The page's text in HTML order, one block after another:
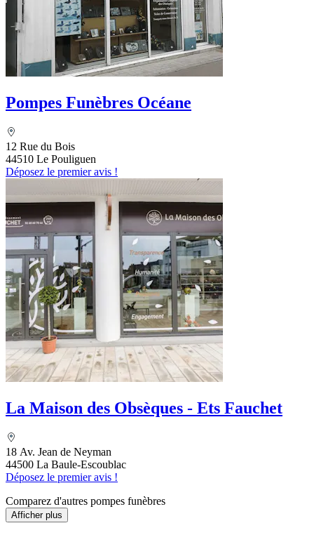
Pompes Funèbres Océane
12 Rue du Bois
44510 Le Pouliguen
Déposez le premier avis !
La Maison des Obsèques - Ets Fauchet
18 Av. Jean de Neyman
44500 La Baule-Escoublac
Déposez le premier avis !
Comparez d'autres pompes funèbres
Afficher plus